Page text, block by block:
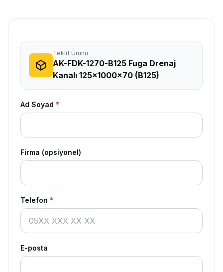
Teklif Ürünü
AK-FDK-1270-B125 Fuga Drenaj
Kanalı 125x1000x70 (B125)
Ad Soyad *
Firma (opsiyonel)
Telefon *
E-posta